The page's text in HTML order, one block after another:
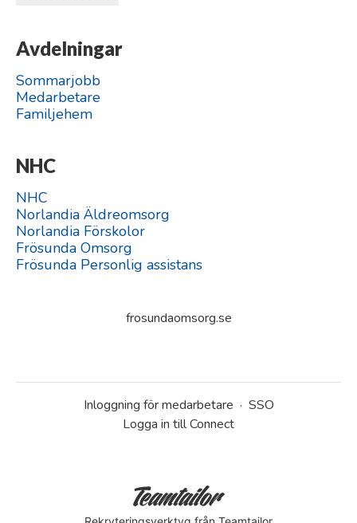
Avdelningar
Sommarjobb
Medarbetare
Familjehem
NHC
NHC
Norlandia Äldreomsorg
Norlandia Förskolor
Frösunda Omsorg
Frösunda Personlig assistans
frosundaomsorg.se
Inloggning för medarbetare · SSO
Logga in till Connect